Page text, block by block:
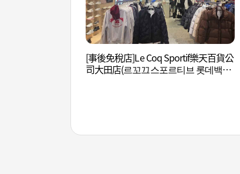
[事後免稅店]Le Coq Sportif樂天百貨公
司大田店(르꼬끄스포르티브 롯데백화